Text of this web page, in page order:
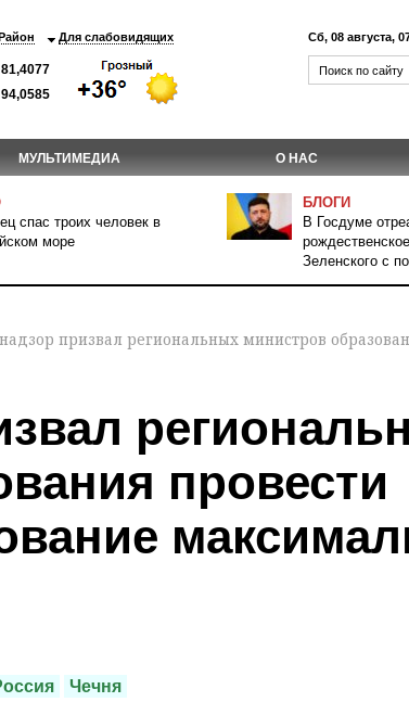
Для слабовидящих
94,0585
Сб, 08 августа,
МУЛЬТИМЕДИА О НАС
спас троих человек в
море
БЛОГИ
В Госдуме
Зеленского с
призвал региональных министров
провести
Чечня